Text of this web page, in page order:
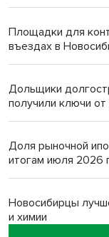
Площадки для
въездах в
Дольщики
получили ключи от
Доля рыночной
итогам июля 2026
Новосибирцы
и химии